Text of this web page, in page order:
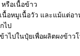
รือเนื้อข้าว
อหมูเนื้อวัว และแม้แต่อา
ไป
าไปในปุ๋ยเพื่อผลิตผงข้า